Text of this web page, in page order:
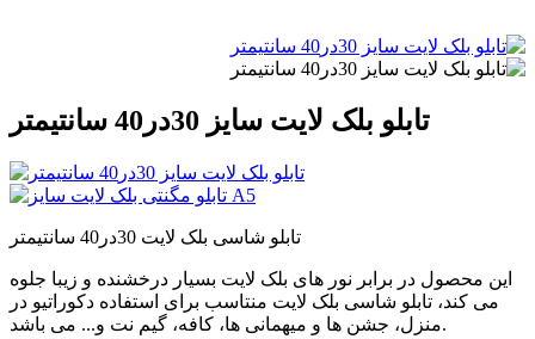
تابلو بلک لایت سایز 30در40 سانتیمتر
تابلو شاسی بلک لایت 30در40 سانتیمتر
این محصول در برابر نور های بلک لایت بسیار درخشنده و زیبا جلوه
می کند، تابلو شاسی بلک لایت منتاسب برای استفاده دکوراتیو در
منزل، جشن ها و میهمانی ها، کافه، گیم نت و... می باشد.